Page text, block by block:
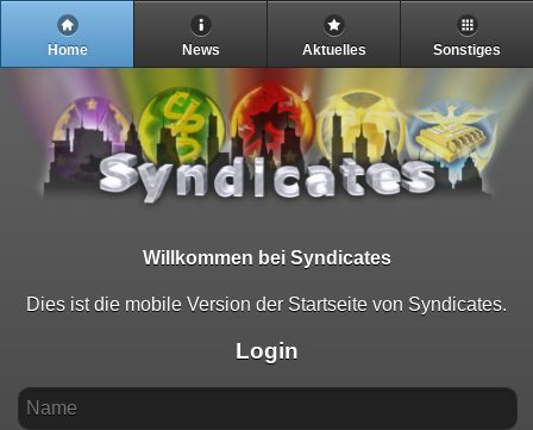
Home News Aktuelles Sonstiges
Willkommen bei Syndicates
Dies ist die mobile Version der Startseite von Syndicates.
Login